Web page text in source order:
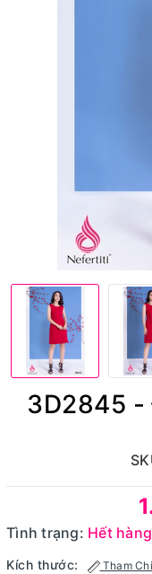
3D2845 -
Tình trạng: Hết hàng
Kích thước: Tham